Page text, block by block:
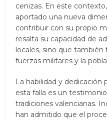
cenizas. En este
aportado una nueva
contribuir con su propio
resalta su capacidad de
locales, sino que
fuerzas militares y la
La habilidad y dedicación
esta falla es un
tradiciones valencianas.
han admitido que el